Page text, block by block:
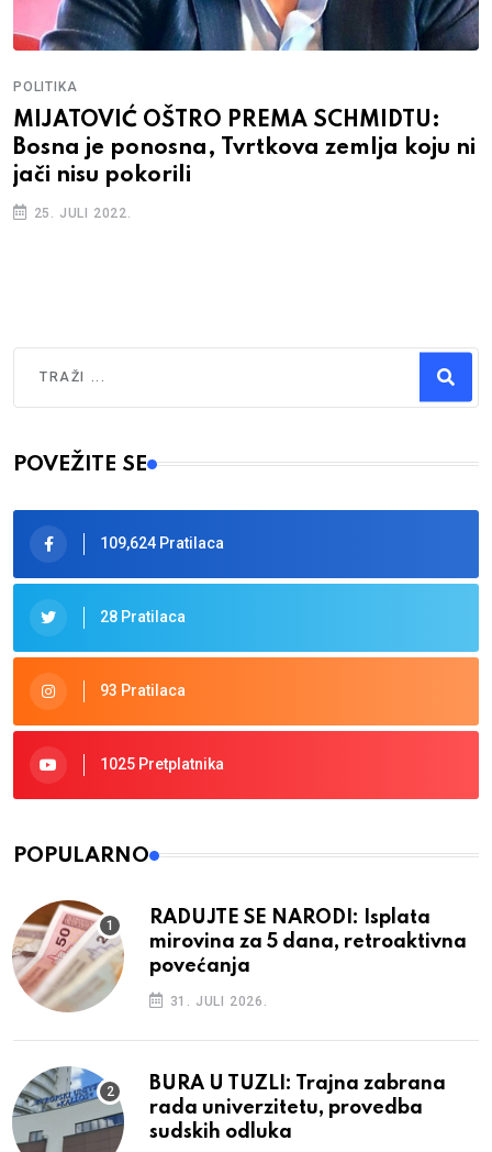
POLITIKA
MIJATOVIĆ OŠTRO PREMA SCHMIDTU:
Bosna je ponosna, Tvrtkova zemlja koju ni
jači nisu pokorili
25. JULI 2022.
Type 2 or more characters for results.
POVEŽITE SE
109,624 Pratilaca
28 Pratilaca
93 Pratilaca
1025 Pretplatnika
POPULARNO
RADUJTE SE NARODI: Isplata
mirovina za 5 dana, retroaktivna
povećanja
31. JULI 2026.
BURA U TUZLI: Trajna zabrana
rada univerzitetu, provedba
sudskih odluka